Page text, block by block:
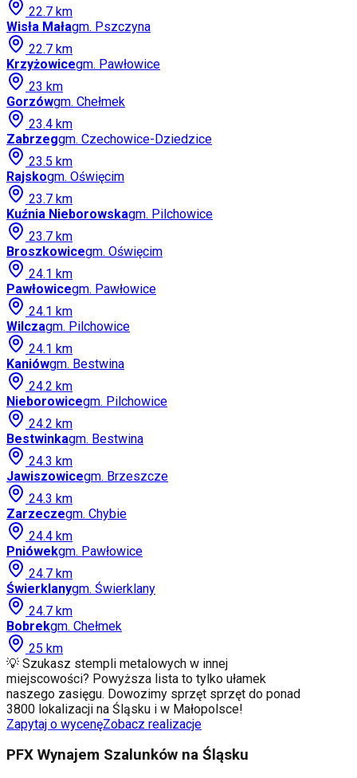
22.7 km
Wisła Małagm. Pszczyna
22.7 km
Krzyżowicegm. Pawłowice
23 km
Gorzówgm. Chełmek
23.4 km
Zabrzeggm. Czechowice-Dziedzice
23.5 km
Rajskogm. Oświęcim
23.7 km
Kuźnia Nieborowskagm. Pilchowice
23.7 km
Broszkowicegm. Oświęcim
24.1 km
Pawłowicegm. Pawłowice
24.1 km
Wilczagm. Pilchowice
24.1 km
Kaniówgm. Bestwina
24.2 km
Nieborowicegm. Pilchowice
24.2 km
Bestwinkagm. Bestwina
24.3 km
Jawiszowicegm. Brzeszcze
24.3 km
Zarzeczegm. Chybie
24.4 km
Pniówekgm. Pawłowice
24.7 km
Świerklanygm. Świerklany
24.7 km
Bobrekgm. Chełmek
25 km
💡 Szukasz stempli metalowych w innej
miejscowości? Powyższa lista to tylko ułamek
naszego zasięgu. Dowozimy sprzęt sprzęt do ponad
3800 lokalizacji na Śląsku i w Małopolsce!
Zapytaj o wycenęZobacz realizacje
PFX Wynajem Szalunków na Śląsku